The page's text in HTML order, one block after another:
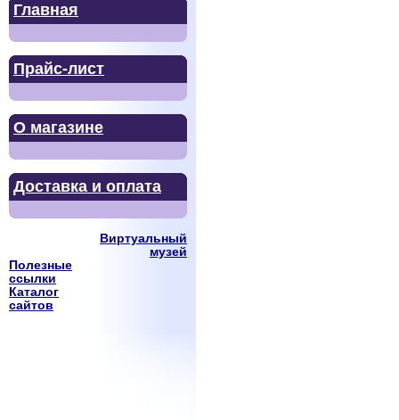
Главная
Прайс-лист
О магазине
Доставка и оплата
Виртуальный
музей
Полезные
ссылки
Каталог
сайтов